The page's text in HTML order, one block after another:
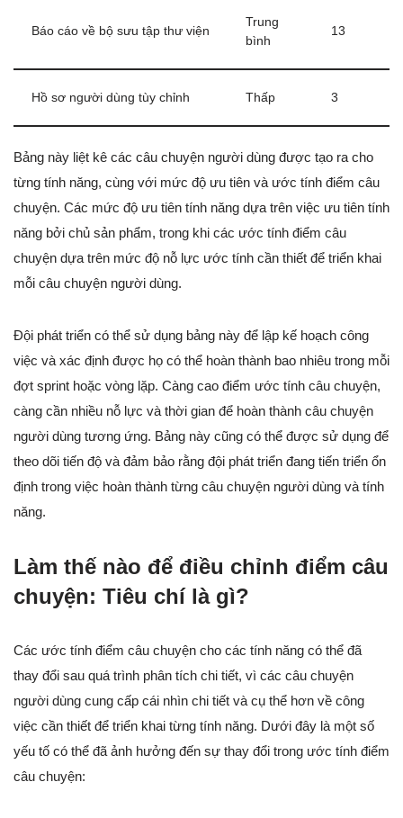
Báo cáo về bộ sưu tập thư viện
Trung
bình
13
Hồ sơ người dùng tùy chỉnh Thấp 3
Bảng này liệt kê các câu chuyện người dùng được tạo ra cho
từng tính năng, cùng với mức độ ưu tiên và ước tính điểm câu
chuyện. Các mức độ ưu tiên tính năng dựa trên việc ưu tiên tính
năng bởi chủ sản phẩm, trong khi các ước tính điểm câu
chuyện dựa trên mức độ nỗ lực ước tính cần thiết để triển khai
mỗi câu chuyện người dùng.
Đội phát triển có thể sử dụng bảng này để lập kế hoạch công
việc và xác định được họ có thể hoàn thành bao nhiêu trong mỗi
đợt sprint hoặc vòng lặp. Càng cao điểm ước tính câu chuyện,
càng cần nhiều nỗ lực và thời gian để hoàn thành câu chuyện
người dùng tương ứng. Bảng này cũng có thể được sử dụng để
theo dõi tiến độ và đảm bảo rằng đội phát triển đang tiến triển ổn
định trong việc hoàn thành từng câu chuyện người dùng và tính
năng.
Làm thế nào để điều chỉnh điểm câu
chuyện: Tiêu chí là gì?
Các ước tính điểm câu chuyện cho các tính năng có thể đã
thay đổi sau quá trình phân tích chi tiết, vì các câu chuyện
người dùng cung cấp cái nhìn chi tiết và cụ thể hơn về công
việc cần thiết để triển khai từng tính năng. Dưới đây là một số
yếu tố có thể đã ảnh hưởng đến sự thay đổi trong ước tính điểm
câu chuyện: